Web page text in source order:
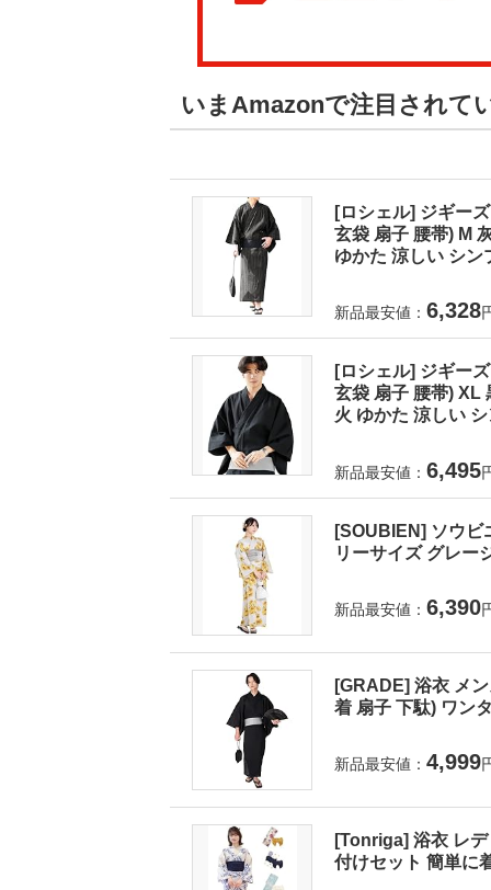
いまAmazonで注目されて
[ロシェル] ジギー
玄袋 扇子 腰帯) M
ゆかた 涼しい シン
新品最安値： 6,328
[ロシェル] ジギー
玄袋 扇子 腰帯) XL
火 ゆかた 涼しい
新品最安値： 6,495
[SOUBIEN] ソウビ
リーサイズ グレー
新品最安値： 6,390
[GRADE] 浴衣 メ
着 扇子 下駄) ワン
新品最安値： 4,999
[Tonriga] 浴衣 レ
付けセット 簡単に